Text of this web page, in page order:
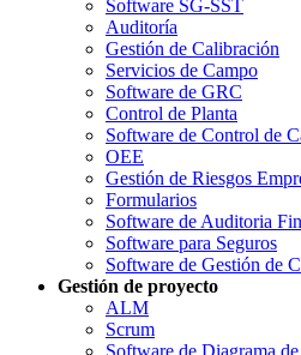
Software SG-SST
Auditoría
Gestión de Calibración
Servicios de Campo
Software de GRC
Control de Planta
Software de Control de
OEE
Gestión de Riesgos
Formularios
Software de Auditoria
Software para Seguros
Software de Gestión de
Gestión de proyecto
ALM
Scrum
Software de Diagrama